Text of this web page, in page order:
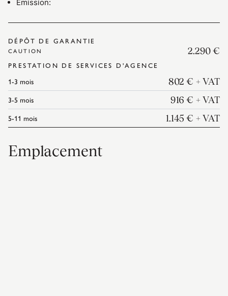
Émission:
DÉPÔT DE GARANTIE
CAUTION 2.290 €
PRESTATION DE SERVICES D'AGENCE
1-3 mois 802 € + VAT
3-5 mois 916 € + VAT
5-11 mois 1.145 € + VAT
Emplacement